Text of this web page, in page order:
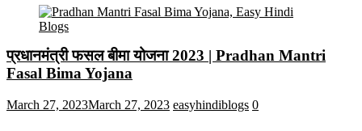
प्रधानमंत्री फसल बीमा योजना 2023 | Pradhan Mantri
Fasal Bima Yojana
March 27, 2023March 27, 2023 easyhindiblogs 0